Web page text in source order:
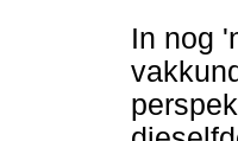
In nog